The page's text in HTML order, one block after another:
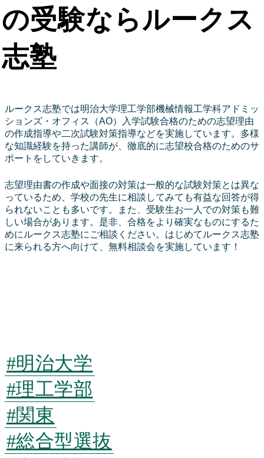
の受験ならルークス
志塾
ルークス志塾では明治大学理工学部機械情報工学科アドミッ
ションズ・オフィス（AO）入学試験合格のための志望理由
の作成指導や二次試験対策指導などを実施しています。多様
な知識経験を持った講師が、徹底的に志望校合格のためのサ
ポートをしていきます。
志望理由書の作成や面接の対策は一般的な試験対策とは異な
っているため、学校の先生に相談してみても有益な回答が得
られないことも多いです。また、受験生お一人での対策も難
しい場合があります。是非、合格をより確実なものにするた
めにルークス志塾にご相談ください。はじめてルークス志塾
に来られる方へ向けて、無料相談会を実施しています！
#明治大学
#理工学部
#関東
#総合型選抜